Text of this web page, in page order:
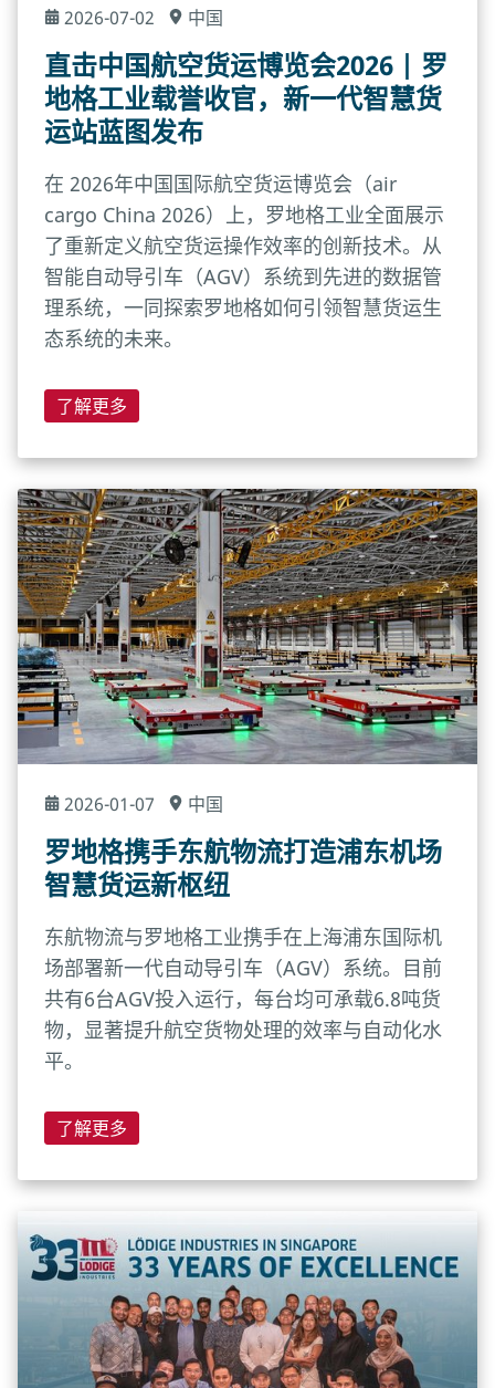
2026-07-02 中国
直击中国航空货运博览会2026 | 罗
地格工业载誉收官，新一代智慧货
运站蓝图发布
在 2026年中国国际航空货运博览会（air
cargo China 2026）上，罗地格工业全面展示
了重新定义航空货运操作效率的创新技术。从
智能自动导引车（AGV）系统到先进的数据管
理系统，一同探索罗地格如何引领智慧货运生
态系统的未来。
了解更多
2026-01-07 中国
罗地格携手东航物流打造浦东机场
智慧货运新枢纽
东航物流与罗地格工业携手在上海浦东国际机
场部署新一代自动导引车（AGV）系统。目前
共有6台AGV投入运行，每台均可承载6.8吨货
物，显著提升航空货物处理的效率与自动化水
平。
了解更多